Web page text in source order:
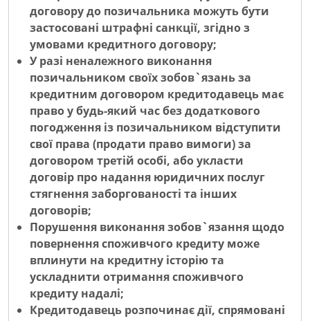
договору до позичальника можуть бути
застосовані штрафні санкції, згідно з
умовами кредитного договору;
У разі неналежного виконання
позичальником своїх зобов`язань за
кредитним договором кредитодавець має
право у будь-який час без додаткового
погодження із позичальником відступити
свої права (продати право вимоги) за
договором третій особі, або укласти
договір про надання юридичних послуг
стягнення заборгованості та інших
договорів;
Порушення виконання зобов`язання щодо
повернення споживчого кредиту може
вплинути на кредитну історію та
ускладнити отримання споживчого
кредиту надалі;
Кредитодавець розпочинає дії, спрямовані